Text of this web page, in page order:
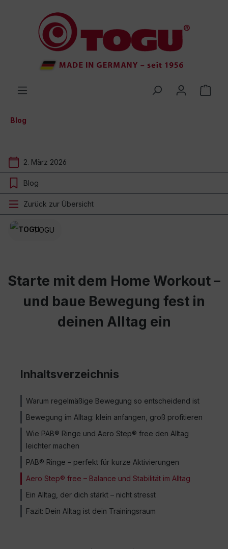
springen
Blog
2. März 2026
Blog
Zurück zur Übersicht
TOGU
Starte mit dem Home Workout –
und baue Bewegung fest in
deinen Alltag ein
Inhaltsverzeichnis
Warum regelmäßige Bewegung so entscheidend ist
Bewegung im Alltag: klein anfangen, groß profitieren
Wie PAB® Ringe und Aero Step® free den Alltag
leichter machen
PAB® Ringe – perfekt für kurze Aktivierungen
Aero Step® free – Balance und Stabilität im Alltag
Ein Alltag, der dich stärkt – nicht stresst
Fazit: Dein Alltag ist dein Trainingsraum